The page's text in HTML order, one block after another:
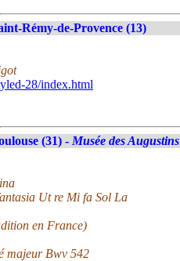
Rémy-de-Provence (13)
28/index.html
(31) - Musée des Augustins
Ut re Mi fa Sol La
en France)
majeur Bwv 542